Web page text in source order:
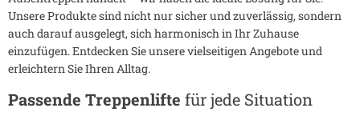
Unsere Produkte sind nicht nur sicher und zuverlässig, sondern
auch darauf ausgelegt, sich harmonisch in Ihr Zuhause
einzufügen. Entdecken Sie unsere vielseitigen Angebote und
erleichtern Sie Ihren Alltag.
Passende Treppenlifte für jede Situation